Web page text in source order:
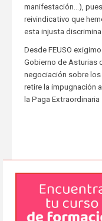
manifestación…),
reivindicativo que
esta injusta
Desde FEUSO
Gobierno de Asturias
negociación sobre
retire la impugnación
la Paga